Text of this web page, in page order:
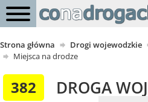
Strona główna Drogi wojewodzkie
Miejsca na drodze
382 DROGA